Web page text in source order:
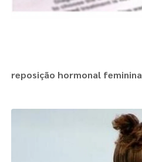
reposição hormonal feminina